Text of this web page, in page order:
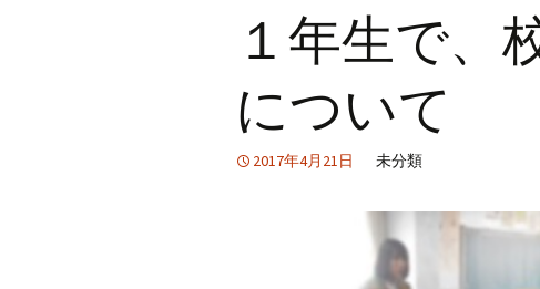
１年生で、
について
2017年4月21日 未分類